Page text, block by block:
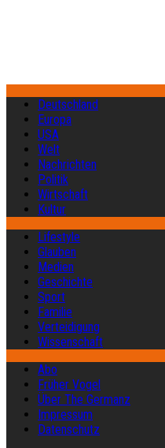
Deutschland
Europa
USA
Welt
Nachrichten
Politik
Wirtschaft
Kultur
Lifestyle
Glauben
Medien
Geschichte
Sport
Familie
Verteidigung
Wissenschaft
Abo
Früher Vogel
Über The Germanz
Impressum
Datenschutz